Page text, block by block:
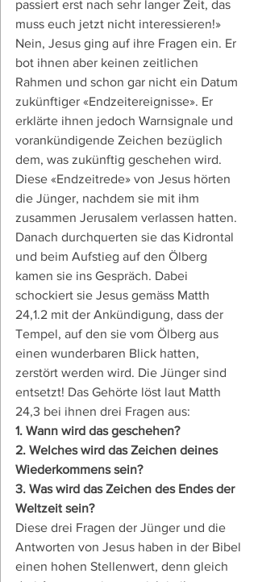
passiert erst nach sehr langer Zeit, das
muss euch jetzt nicht interessieren!»
Nein, Jesus ging auf ihre Fragen ein. Er
bot ihnen aber keinen zeitlichen
Rahmen und schon gar nicht ein Datum
zukünftiger «Endzeitereignisse». Er
erklärte ihnen jedoch Warnsignale und
vorankündigende Zeichen bezüglich
dem, was zukünftig geschehen wird.
Diese «Endzeitrede» von Jesus hörten
die Jünger, nachdem sie mit ihm
zusammen Jerusalem verlassen hatten.
Danach durchquerten sie das Kidrontal
und beim Aufstieg auf den Ölberg
kamen sie ins Gespräch. Dabei
schockiert sie Jesus gemäss Matth
24,1.2 mit der Ankündigung, dass der
Tempel, auf den sie vom Ölberg aus
einen wunderbaren Blick hatten,
zerstört werden wird. Die Jünger sind
entsetzt! Das Gehörte löst laut Matth
24,3 bei ihnen drei Fragen aus:
1. Wann wird das geschehen?
2. Welches wird das Zeichen deines
Wiederkommens sein?
3. Was wird das Zeichen des Endes der
Weltzeit sein?
Diese drei Fragen der Jünger und die
Antworten von Jesus haben in der Bibel
einen hohen Stellenwert, denn gleich